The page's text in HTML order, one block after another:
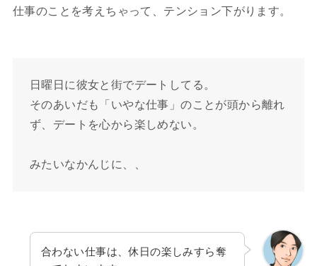
仕事のことを考えちゃって、テンション下がります。
日曜日に彼女と街でデートしてる。
そのあいだも「いやな仕事」のことが頭から離れ
ず、デートを心から楽しめない。
みたいなかんじに、、
合わない仕事は、休日の楽しみすら奪